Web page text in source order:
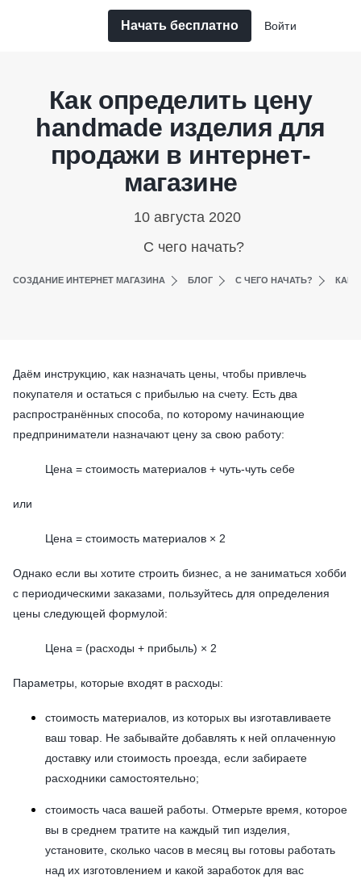
Начать бесплатно Войти
Как определить цену
handmade изделия для
продажи в интернет-
магазине
10 августа 2020
С чего начать?
СОЗДАНИЕ ИНТЕРНЕТ МАГАЗИНА БЛОГ С ЧЕГО НАЧАТЬ? КАК
Даём инструкцию, как назначать цены, чтобы привлечь
покупателя и остаться с прибылью на счету. Есть два
распространённых способа, по которому начинающие
предприниматели назначают цену за свою работу:
Цена = стоимость материалов + чуть-чуть себе
или
Цена = стоимость материалов × 2
Однако если вы хотите строить бизнес, а не заниматься хобби
с периодическими заказами, пользуйтесь для определения
цены следующей формулой:
Цена = (расходы + прибыль) × 2
Параметры, которые входят в расходы:
стоимость материалов, из которых вы изготавливаете
ваш товар. Не забывайте добавлять к ней оплаченную
доставку или стоимость проезда, если забираете
расходники самостоятельно;
стоимость часа вашей работы. Отмерьте время, которое
вы в среднем тратите на каждый тип изделия,
установите, сколько часов в месяц вы готовы работать
над их изготовлением и какой заработок для вас